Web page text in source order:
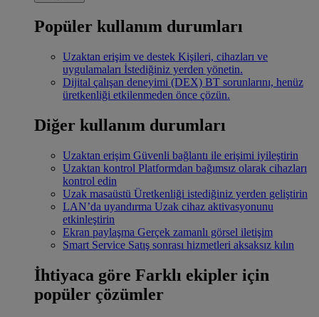
Popüler kullanım durumları
Uzaktan erişim ve destek Kişileri, cihazları ve
uygulamaları İstediğiniz yerden yönetin.
Dijital çalışan deneyimi (DEX) BT sorunlarını, henüz
üretkenliği etkilenmeden önce çözün.
Diğer kullanım durumları
Uzaktan erişim Güvenli bağlantı ile erişimi iyileştirin
Uzaktan kontrol Platformdan bağımsız olarak cihazları
kontrol edin
Uzak masaüstü Üretkenliği istediğiniz yerden geliştirin
LAN’da uyandırma Uzak cihaz aktivasyonunu
etkinleştirin
Ekran paylaşma Gerçek zamanlı görsel iletişim
Smart Service Satış sonrası hizmetleri aksaksız kılın
İhtiyaca göre Farklı ekipler için
popüler çözümler